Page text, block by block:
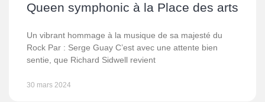
Queen symphonic à la Place des arts
Un vibrant hommage à la musique de sa majesté du
Rock Par : Serge Guay C’est avec une attente bien
sentie, que Richard Sidwell revient
30 mars 2024